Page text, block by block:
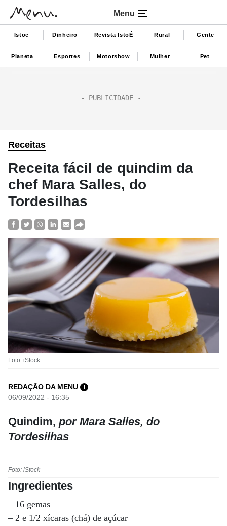
Menu
Istoe Dinheiro Revista IstoÉ Rural Gente
Planeta Esportes Motorshow Mulher Pet
Receitas
Receita fácil de quindim da
chef Mara Salles, do
Tordesilhas
Foto: iStock
REDAÇÃO DA MENU i
06/09/2022 - 16:35
Quindim, por Mara Salles, do
Tordesilhas
Foto: iStock
Ingredientes
– 16 gemas
– 2 e 1/2 xícaras (chá) de açúcar